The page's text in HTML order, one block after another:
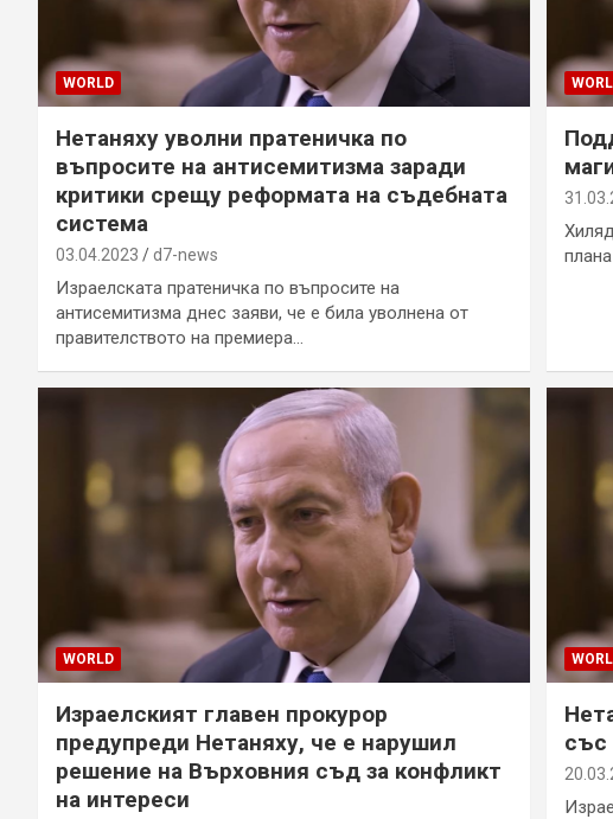
WORLD
Нетаняху уволни пратеничка по
въпросите на антисемитизма заради
критики срещу реформата на съдебната
система
03.04.2023 d7-news
Израелската пратеничка по въпросите на
антисемитизма днес заяви, че е била уволнена от
правителството на премиера…
WORLD
Израелският главен прокурор
предупреди Нетаняху, че е нарушил
решение на Върховния съд за конфликт
на интереси
със